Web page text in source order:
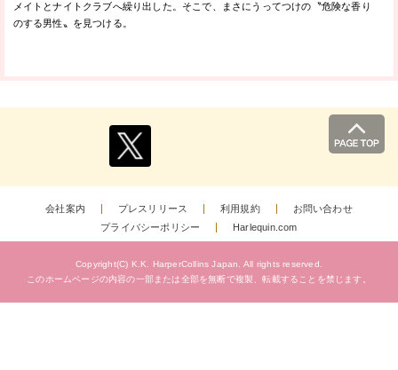
メイトとナイトクラブへ繰り出した。そこで、まさにうってつけの〝危険な香り
のする男性〟を見つける。
会社案内 プレスリリース 利用規約
お問い合わせ
プライバシーポリシー
Harlequin.com
Copyright(C) K.K. HarperCollins Japan. All rights reserved.
このホームページの内容の一部または全部を無断で複製、転載することを禁じます。